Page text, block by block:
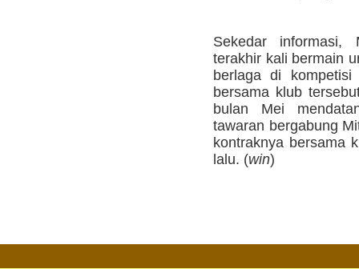
Sekedar informasi,
terakhir kali bermain
berlaga di
bersama klub
bulan Mei
tawaran bergabung
kontraknya bersama
lalu. (win)